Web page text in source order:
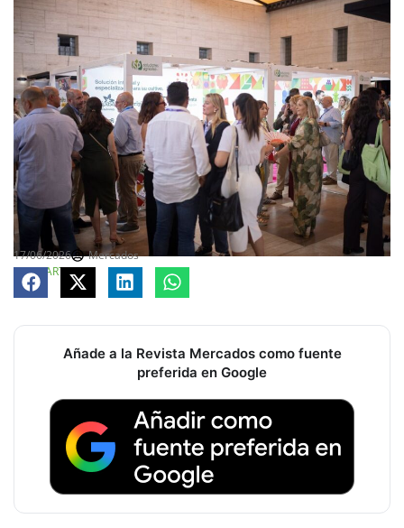
17/06/2026
Mercados
COMPARTE
Añade a la Revista Mercados como fuente
preferida en Google